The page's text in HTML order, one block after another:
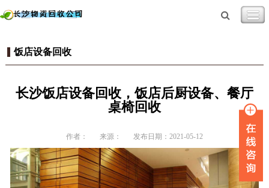
饭店设备回收
长沙饭店设备回收，饭店后厨设备、餐厅
桌椅回收
作者： 来源： 发布日期：2021-05-12